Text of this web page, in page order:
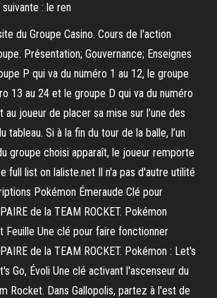
: le ren
du Groupe Casino. Cours de l'action
Présentation; Gouvernance; Enseignes
P qui va du numéro 1 au 12, le groupe
13 au 24 et le groupe D qui va du numéro
au joueur de placer sa mise sur l’une des
tableau. Si à la fin du tour de la balle, l’un
groupe choisi apparaît, le joueur remporte
full list on laliste.net Il n'a pas d'autre utilité
Pokémon Émeraude Clé pour
de la TEAM ROCKET. Pokémon
Feuille Une clé pour faire fonctionner
de la TEAM ROCKET. Pokémon : Let's
Go, Évoli Une clé activant l'ascenseur du
Rocket. Dans Gallopolis, partez à l'est de